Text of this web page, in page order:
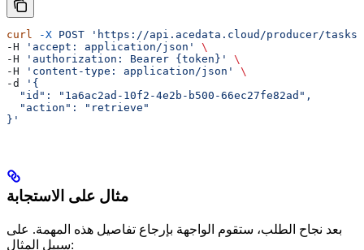
curl -X POST 'https://api.acedata.cloud/producer/tasks'
-H
'accept: application/json'
\
-H
'authorization: Bearer {token}'
\
-H
'content-type: application/json'
\
-d
'{
  "id": "1a6ac2ad-10f2-4e2b-b500-66ec27fe82ad",
  "action": "retrieve"
}'
مثال على الاستجابة
بعد نجاح الطلب، ستقوم الواجهة بإرجاع تفاصيل هذه المهمة. على
سبيل المثال: